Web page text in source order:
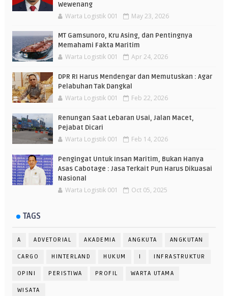
Wewenang
Warta Logistik 001 May 23, 2026
MT Gamsunoro, Kru Asing, dan Pentingnya
Memahami Fakta Maritim
Warta Logistik 001 Apr 24, 2026
DPR RI Harus Mendengar dan Memutuskan : Agar
Pelabuhan Tak Dangkal
Warta Logistik 001 Feb 22, 2026
Renungan Saat Lebaran Usai, Jalan Macet,
Pejabat Dicari
Warta Logistik 001 Feb 14, 2026
Pengingat Untuk Insan Maritim, Bukan Hanya
Asas Cabotage : Jasa Terkait Pun Harus Dikuasai
Nasional
Warta Logistik 001 Oct 05, 2025
TAGS
A ADVETORIAL AKADEMIA ANGKUTA ANGKUTAN
CARGO HINTERLAND HUKUM I INFRASTRUKTUR
OPINI PERISTIWA PROFIL WARTA UTAMA
WISATA